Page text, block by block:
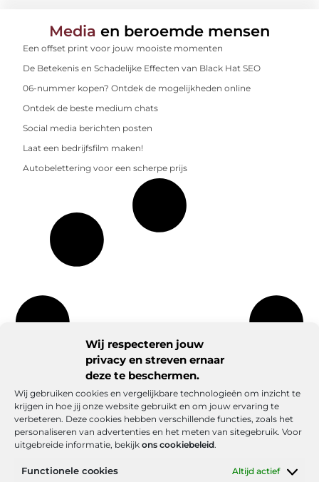
Wij respecteren jouw
privacy en streven ernaar
deze te beschermen.
Wij gebruiken cookies en vergelijkbare technologieën om inzicht te
krijgen in hoe jij onze website gebruikt en om jouw ervaring te
verbeteren. Deze cookies hebben verschillende functies, zoals het
personaliseren van advertenties en het meten van sitegebruik. Voor
uitgebreide informatie, bekijk ons cookiebeleid.
Functionele cookies Altijd actief
Media en beroemde mensen
Een offset print voor jouw mooiste momenten
De Betekenis en Schadelijke Effecten van Black Hat SEO
06-nummer kopen? Ontdek de mogelijkheden online
Ontdek de beste medium chats
Social media berichten posten
Laat een bedrijfsfilm maken!
Autobelettering voor een scherpe prijs